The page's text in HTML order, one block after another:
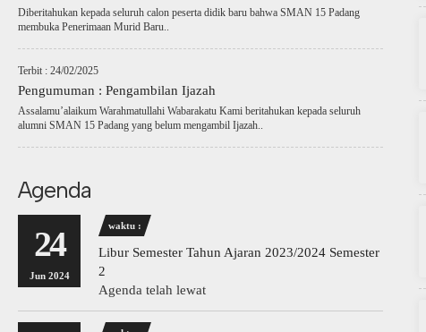
Diberitahukan kepada seluruh calon peserta didik baru bahwa SMAN 15 Padang
membuka Penerimaan Murid Baru..
Terbit : 24/02/2025
Pengumuman : Pengambilan Ijazah
Assalamu’alaikum Warahmatullahi Wabarakatu Kami beritahukan kepada seluruh
alumni SMAN 15 Padang yang belum mengambil Ijazah..
Agenda
24
Jun 2024
waktu :
Libur Semester Tahun Ajaran 2023/2024 Semester
2
Agenda telah lewat